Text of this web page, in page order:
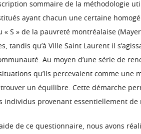
sommaire de la méthodologie
ayant chacun une certaine
S » de la pauvreté montréalaise
tandis qu’à Ville Saint Laurent il
Au moyen d’une série de
qu’ils percevaient comme une
un équilibre. Cette démarche
individus provenant essentiellement de
de ce questionnaire, nous avons